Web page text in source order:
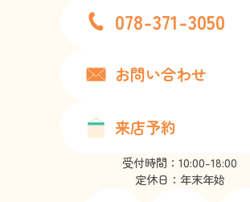
078-371-3050
お問い合わせ
来店予約
受付時間：10:00-18:00
定休日：年末年始